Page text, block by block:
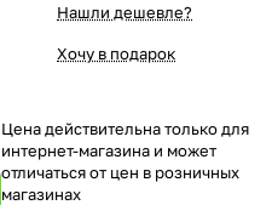
Нашли дешевле?
Хочу в подарок
Цена действительна только для
интернет-магазина и может
отличаться от цен в розничных
магазинах